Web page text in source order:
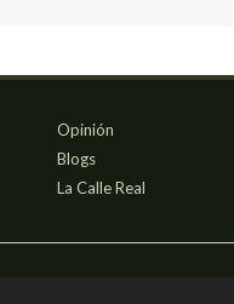
Opinión
Blogs
La Calle Real